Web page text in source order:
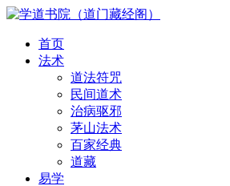
首页
法术
道法符咒
民间道术
治病驱邪
茅山法术
百家经典
道藏
易学